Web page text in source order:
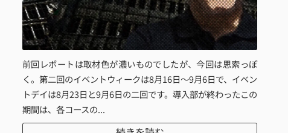
前回レポートは取材色が濃いものでしたが、今回は思索っぽ
く。第二回のイベントウィークは8月16日～9月6日で、イベン
トデイは8月23日と9月6日の二回です。導入部が終わったこの
期間は、各コースの...